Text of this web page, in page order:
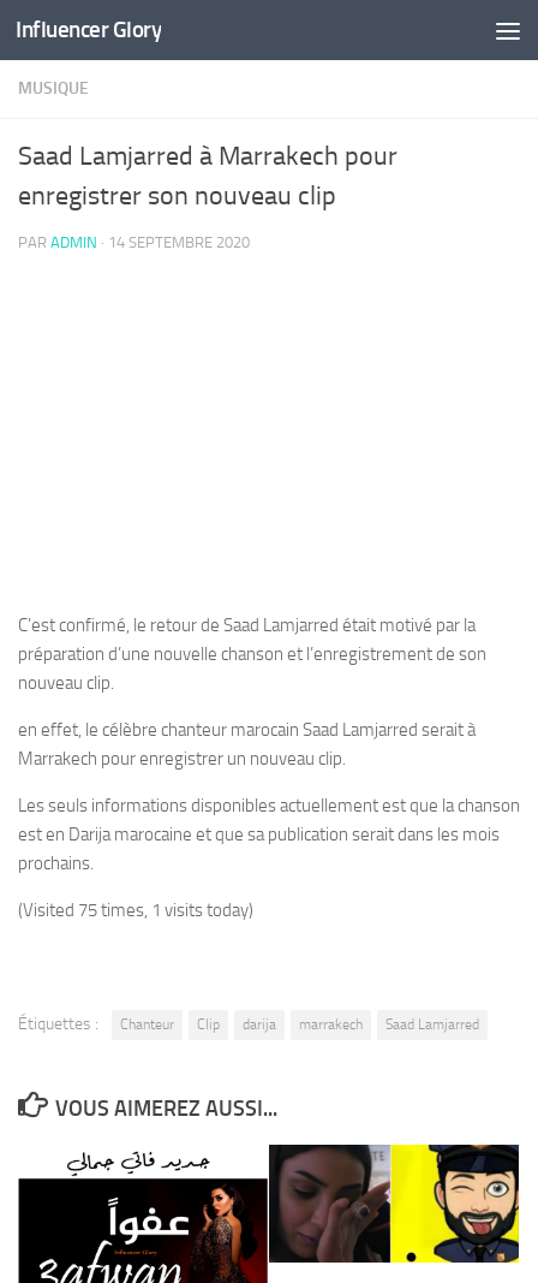
Skip to content
Influencer Glory
MUSIQUE
Saad Lamjarred à Marrakech pour
enregistrer son nouveau clip
PAR ADMIN · 14 SEPTEMBRE 2020
C’est confirmé, le retour de Saad Lamjarred était motivé par la
préparation d’une nouvelle chanson et l’enregistrement de son
nouveau clip.
en effet, le célèbre chanteur marocain Saad Lamjarred serait à
Marrakech pour enregistrer un nouveau clip.
Les seuls informations disponibles actuellement est que la chanson
est en Darija marocaine et que sa publication serait dans les mois
prochains.
(Visited 75 times, 1 visits today)
Étiquettes : Chanteur Clip darija marrakech Saad Lamjarred
VOUS AIMEREZ AUSSI...